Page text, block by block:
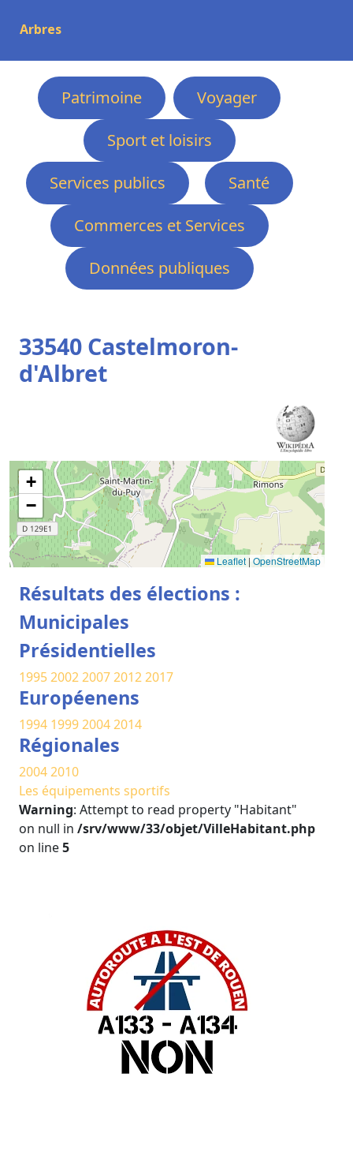
Arbres
Patrimoine
Voyager
Sport et loisirs
Services publics
Santé
Commerces et Services
Données publiques
33540 Castelmoron-
d'Albret
+
−
Leaflet | OpenStreetMap
Résultats des élections :
Municipales
Présidentielles
19952002200720122017
Européenens
1994 199920042014
Régionales
20042010
Les équipements sportifs
Warning: Attempt to read property "Habitant"
on null in /srv/www/33/objet/VilleHabitant.php
on line5